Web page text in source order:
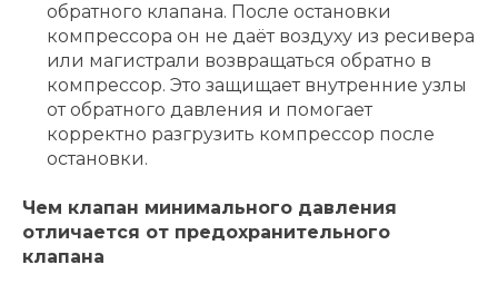
обратного клапана. После остановки
компрессора он не даёт воздуху из ресивера
или магистрали возвращаться обратно в
компрессор. Это защищает внутренние узлы
от обратного давления и помогает
корректно разгрузить компрессор после
остановки.
Чем клапан минимального давления
отличается от предохранительного
клапана